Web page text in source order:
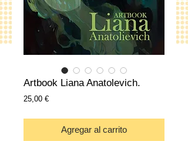
Artbook Liana Anatolevich.
25,00 €Precio
Agregar al carrito